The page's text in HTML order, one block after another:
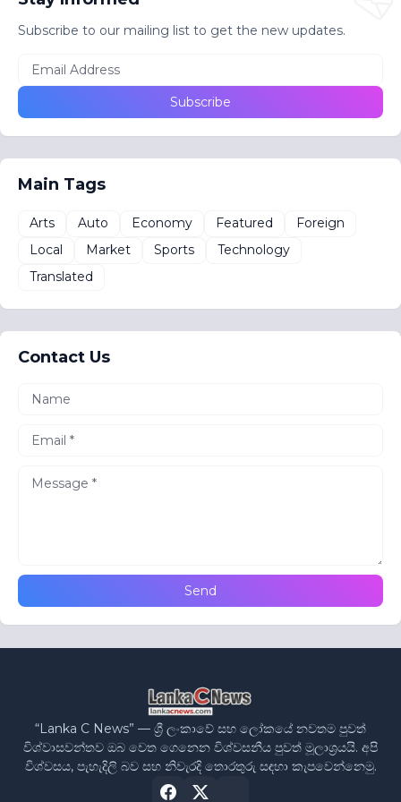
Subscribe to our mailing list to get the new updates.
Main Tags
Arts Auto Economy Featured
Foreign
Local
Market Sports
Technology
Translated
Contact Us
“Lanka C News” — ශ්‍රී ලංකාවේ සහ ලෝකයේ නවතම පුවත්
විශ්වාසවන්තව ඔබ වෙත ගෙනෙන විශ්වසනීය පුවත් මූලාශ්‍රයයි. අපි
විශ්වසය, පැහැදිලි බව සහ නිවැරදි තොරතුරු සඳහා කැපවෙන්නෙමු.